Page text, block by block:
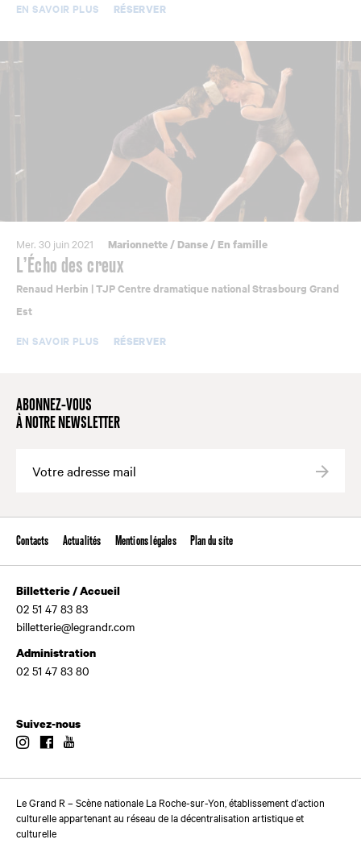
EN SAVOIR PLUS
RÉSERVER
Mer. 30 juin 2021 Marionnette/ Danse/ En famille
L’Écho des creux
Renaud Herbin | TJP Centre dramatique national Strasbourg Grand
Est
EN SAVOIR PLUS
RÉSERVER
ABONNEZ-VOUS
À NOTRE NEWSLETTER
Contacts Actualités Mentions légales Plan du site
Billetterie / Accueil
02 51 47 83 83
billetterie@legrandr.com
Administration
02 51 47 83 80
Suivez-nous
InstagramFacebook
Le Grand R – Scène nationale La Roche-sur-Yon, établissement d’action
culturelle appartenant au réseau de la décentralisation artistique et
culturelle